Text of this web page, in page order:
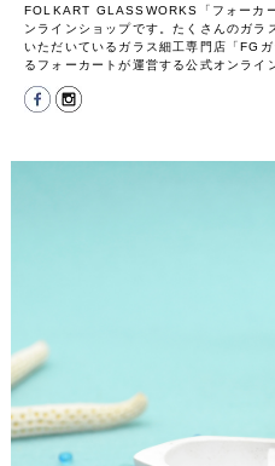
FOLKART GLASSWORKS「フォーカ
ンラインショップです。たくさんのガラ
いただいているガラス細工専門店「FG
るフォーカートが運営する公式オンラ